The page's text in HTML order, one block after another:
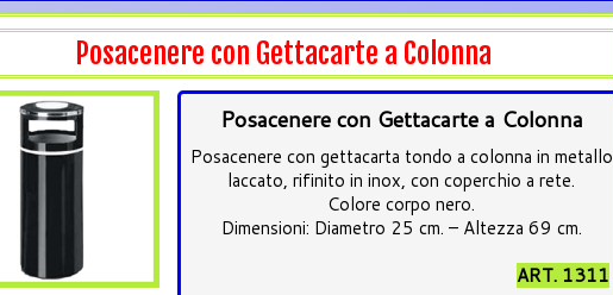
Posacenere con Gettacarte a Colonna
Posacenere con Gettacarte a Colonna
Posacenere con gettacarta tondo a colonna in metallo
laccato, rifinito in inox, con coperchio a rete.
Colore corpo nero.
Dimensioni: Diametro 25 cm. – Altezza 69 cm.
ART. 1311